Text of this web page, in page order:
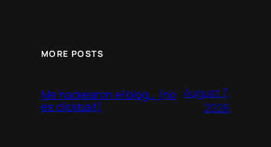
MORE POSTS
Me hackearon el blog… (no
es clickbait)
August 7,
2026